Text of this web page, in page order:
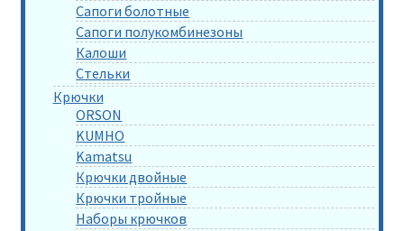
Сапоги болотные
Сапоги полукомбинезоны
Калоши
Стельки
Крючки
ORSON
KUMHO
Kamatsu
Крючки двойные
Крючки тройные
Наборы крючков